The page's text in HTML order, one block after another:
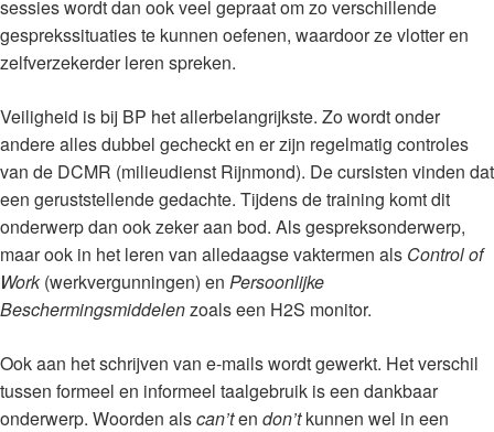
sessies wordt dan ook veel gepraat om zo verschillende
gesprekssituaties te kunnen oefenen, waardoor ze vlotter en
zelfverzekerder leren spreken.
Veiligheid is bij BP het allerbelangrijkste. Zo wordt onder
andere alles dubbel gecheckt en er zijn regelmatig controles
van de DCMR (milieudienst Rijnmond). De cursisten vinden dat
een geruststellende gedachte. Tijdens de training komt dit
onderwerp dan ook zeker aan bod. Als gespreksonderwerp,
maar ook in het leren van alledaagse vaktermen als Control of
Work(werkvergunningen) en Persoonlijke
Beschermingsmiddelenzoals een H2S monitor.
Ook aan het schrijven van e-mails wordt gewerkt. Het verschil
tussen formeel en informeel taalgebruik is een dankbaar
onderwerp. Woorden alscan’ten don’tkunnen wel in een